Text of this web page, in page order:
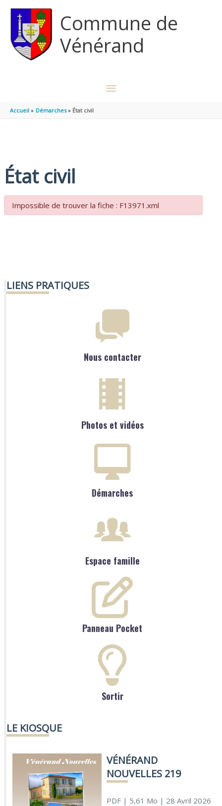
Commune de
Vénérand
MENU
Accueil Démarches État civil
État civil
Impossible de trouver la fiche : F13971.xml
LIENS PRATIQUES
Nous contacter
Photos et vidéos
Démarches
Espace famille
Panneau Pocket
Sortir
LE KIOSQUE
VÉNÉRAND
NOUVELLES 219
PDF| 5,61 Mo | 28 Avril 2026